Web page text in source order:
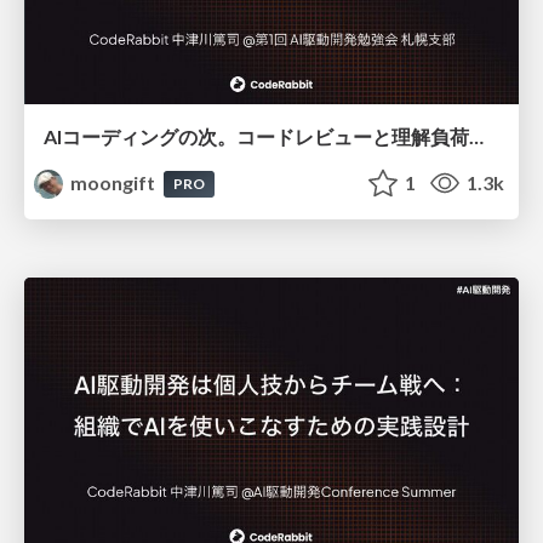
AIコーディングの次。コードレビューと理解負荷を解消して組織の開発生産性を高める
moongift
PRO 1 1.3k